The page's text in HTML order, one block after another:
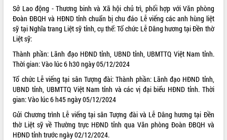
Loading the player...
Khám bệnh, cấp phát thuốc miễn phí
và tặng quà người dân xã Cư Pui
Hội nghị UBND tỉnh Đắk Lắk thường kỳ
Sở Lao động - Thương binh và Xã hội chủ trì, phối hợp với Văn phòng
Đoàn ĐBQH và HĐND tỉnh chuẩn bị chu đáo Lễ viếng các anh hùng liệt
sỹ tại Nghĩa trang Liệt sỹ tỉnh, cụ thể: Tổ chức Lễ Dâng hương tại Đền thờ
Liệt sỹ:
Thành phần: Lãnh đạo HĐND tỉnh, UBND tỉnh, UBMTTQ Việt Nam tỉnh.
Thời gian: Vào lúc 6 h30 ngày 05/12/2024
Tổ chức Lễ viếng tại sân Tượng đài: Thành phần: Lãnh đạo HĐND tỉnh,
UBND tỉnh, UBMTTQ Việt Nam tỉnh và các vị đại biểu HĐND tỉnh. Thời
gian: Vào lúc 6 h45 ngày 05/12/2024
Gửi Chương trình Lễ viếng tại sân Tượng đài và Lễ Dâng hương tại Đền
thờ Liệt sỹ về Thường trực HĐND tỉnh qua Văn phòng Đoàn ĐBQH và
HĐND tỉnh trước ngày 02/12/2024.